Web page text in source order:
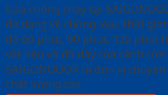
Cửa chống cháy tại
đa dạng về chủng loại, thời
độ 60 phút, 90 phút, 120 phút
vật liệu và độ dày của cánh
SAIGONDOOR là đơn vị
chất lượng cao.